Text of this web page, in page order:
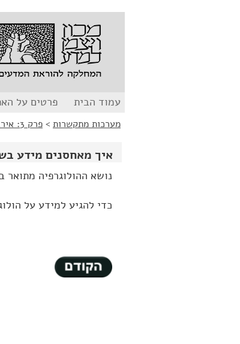
עמוד הבית פרטים על
מערכות מתקשרות > פרק 3: אירגון מידע ואיחסונו
איך מאחסנים מידע
נושא ההולוגרפיה מתואר
כדי להגיע למידע על